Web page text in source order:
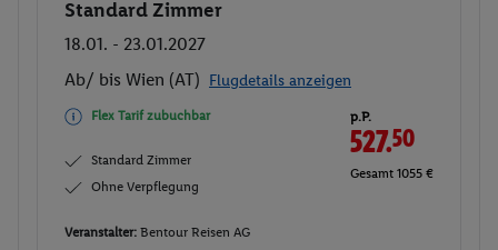
Buchen
Standard Zimmer
18.01. - 23.01.2027
Ab/ bis Wien (AT) Flugdetails anzeigen
Flex Tarif zubuchbar
Standard Zimmer
Ohne Verpflegung
p.P.
527.50
Gesamt 1055 €
Veranstalter: Bentour Reisen AG